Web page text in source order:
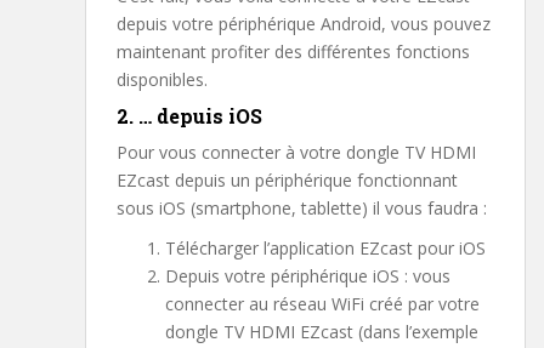
depuis votre périphérique Android, vous pouvez
maintenant profiter des différentes fonctions
disponibles.
2. … depuis iOS
Pour vous connecter à votre dongle TV HDMI
EZcast depuis un périphérique fonctionnant
sous iOS (smartphone, tablette) il vous faudra :
Télécharger l’application EZcast pour iOS
Depuis votre périphérique iOS : vous
connecter au réseau WiFi créé par votre
dongle TV HDMI EZcast (dans l’exemple